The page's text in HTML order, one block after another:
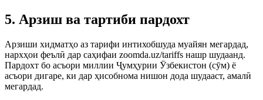
5. Арзиш ва тартиби пардохт
Арзиши хидматҳо аз тарифи интихобшуда муайян мегардад,
нархҳои феълӣ дар саҳифаи zoomda.uz/tariffs нашр шудаанд.
Пардохт бо асъори миллии Ҷумҳурии Ӯзбекистон (сӯм) ё
асъори дигаре, ки дар ҳисобнома нишон дода шудааст, амалӣ
мегардад.